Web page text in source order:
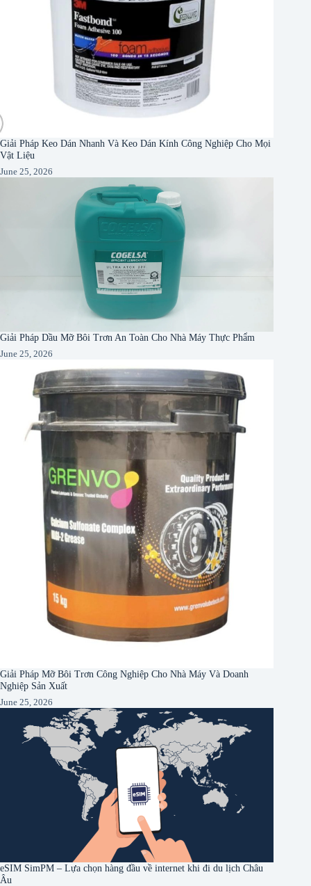
Giải Pháp Keo Dán Nhanh Và Keo Dán Kính Công Nghiệp Cho Mọi
Vật Liệu
June 25, 2026
Giải Pháp Dầu Mỡ Bôi Trơn An Toàn Cho Nhà Máy Thực Phẩm
June 25, 2026
Giải Pháp Mỡ Bôi Trơn Công Nghiệp Cho Nhà Máy Và Doanh
Nghiệp Sản Xuất
June 25, 2026
eSIM SimPM – Lựa chọn hàng đầu về internet khi đi du lịch Châu
Âu